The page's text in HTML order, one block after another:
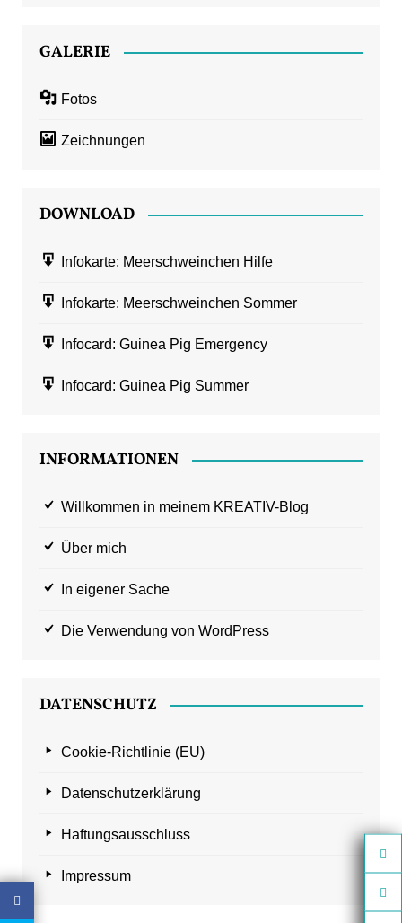
GALERIE
Fotos
Zeichnungen
DOWNLOAD
Infokarte: Meerschweinchen Hilfe
Infokarte: Meerschweinchen Sommer
Infocard: Guinea Pig Emergency
Infocard: Guinea Pig Summer
INFORMATIONEN
Willkommen in meinem KREATIV-Blog
Über mich
In eigener Sache
Die Verwendung von WordPress
DATENSCHUTZ
Cookie-Richtlinie (EU)
Datenschutzerklärung
Haftungsausschluss
Impressum